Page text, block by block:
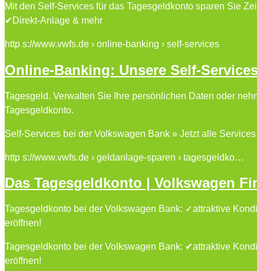
Mit den Self-Services für das Tagesgeldkonto sparen Sie
✔Direkt-Anlage & mehr
http s://www.vwfs.de › online-banking › self-services
Online-Banking: Unsere Self-
Tagesgeld. Verwalten Sie Ihre persönlichen Daten oder
Tagesgeldkonto.
Self-Services bei der Volkswagen Bank » Jetzt alle
http s://www.vwfs.de › geldanlage-sparen › tagesgeldko…
Das Tagesgeldkonto | Volkswagen
Tagesgeldkonto bei der Volkswagen Bank: ✓attraktive
eröffnen!
Tagesgeldkonto bei der Volkswagen Bank: ✔attraktive
eröffnen!